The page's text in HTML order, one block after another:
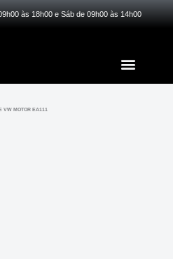
às 18h00 e Sáb de 09h00 às 14h00
Menu
VW MOTOR EA111